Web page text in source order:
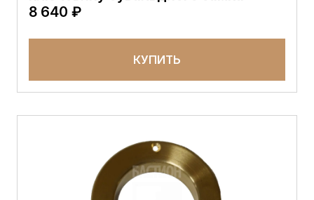
8 640 ₽
КУПИТЬ